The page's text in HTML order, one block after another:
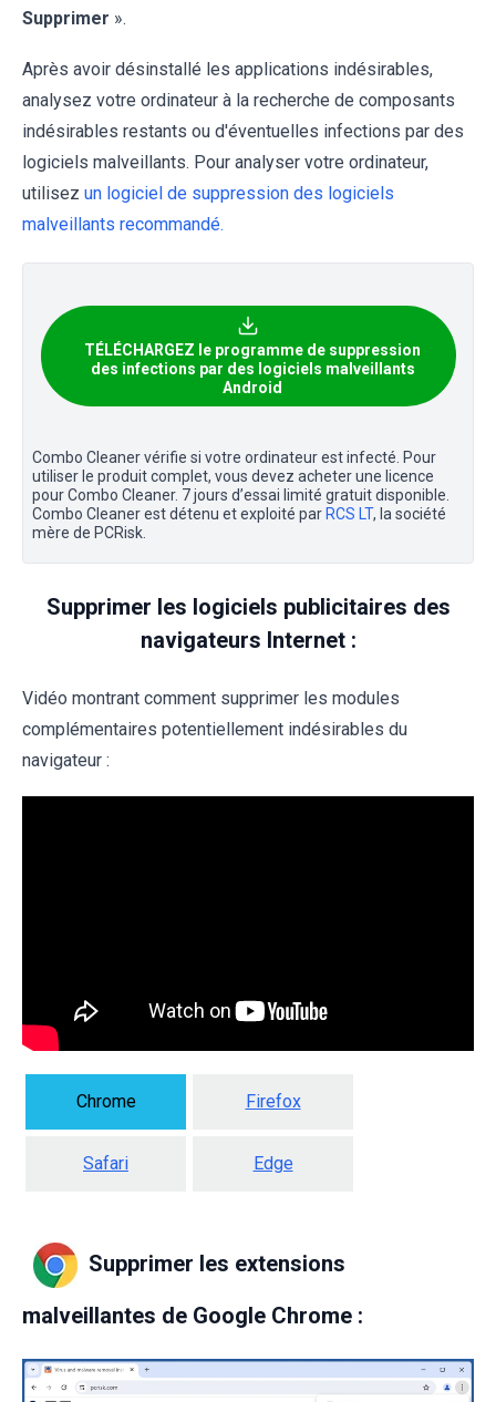
Supprimer ».
Après avoir désinstallé les applications indésirables,
analysez votre ordinateur à la recherche de composants
indésirables restants ou d'éventuelles infections par des
logiciels malveillants. Pour analyser votre ordinateur,
utilisez un logiciel de suppression des logiciels
malveillants recommandé.
TÉLÉCHARGEZ le programme de suppression
des infections par des logiciels malveillants
Android
Combo Cleaner vérifie si votre ordinateur est infecté. Pour
utiliser le produit complet, vous devez acheter une licence
pour Combo Cleaner. 7 jours d’essai limité gratuit disponible.
Combo Cleaner est détenu et exploité par RCS LT, la société
mère de PCRisk.
Supprimer les logiciels publicitaires des
navigateurs Internet :
Vidéo montrant comment supprimer les modules
complémentaires potentiellement indésirables du
navigateur :
Chrome Firefox
Safari Edge
Supprimer les extensions
malveillantes de Google Chrome :